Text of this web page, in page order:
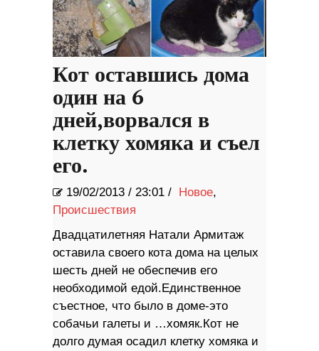
Кот оставшись дома
один на 6
дней,ворвался в
клетку хомяка и съел
его.
19/02/2013 / 23:01 / Новое,
Происшествия
Двадцатилетняя Натали Армитаж
оставила своего кота дома на целых
шесть дней не обеспечив его
необходимой едой.Единственное
съестное, что было в доме-это
собачьи галеты и …хомяк.Кот не
долго думая осадил клетку хомяка и